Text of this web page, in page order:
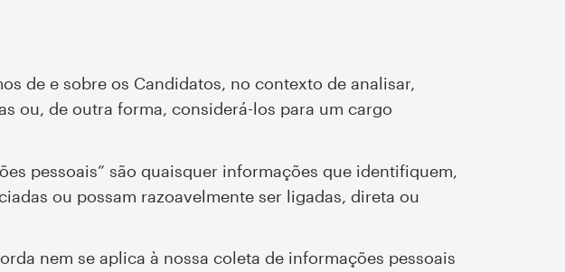
de e sobre os Candidatos, no contexto de analisar,
ou, de outra forma, considerá-los para um cargo
pessoais” são quaisquer informações que identifiquem,
ou possam razoavelmente ser ligadas, direta ou
nem se aplica à nossa coleta de informações pessoais